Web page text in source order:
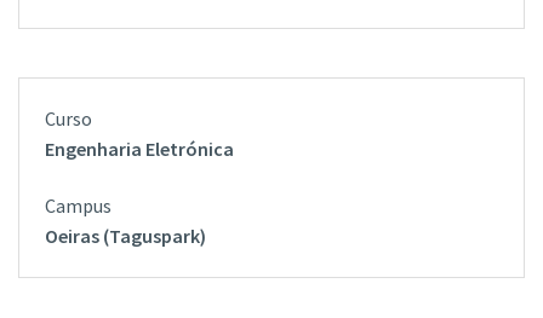
Engenharia Eletrónica
Oeiras (Taguspark)